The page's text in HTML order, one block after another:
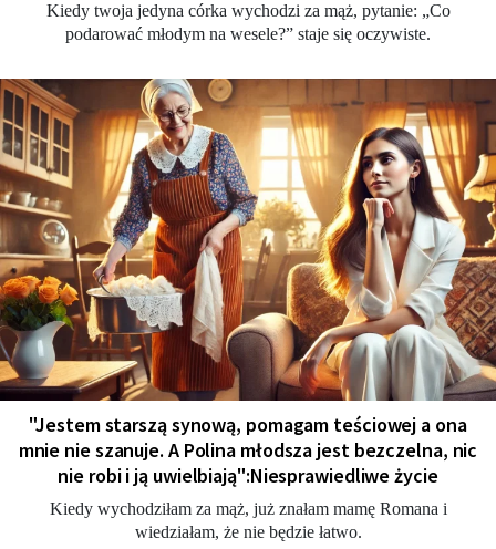
Kiedy twoja jedyna córka wychodzi za mąż, pytanie: „Co
podarować młodym na wesele?” staje się oczywiste.
"Jestem starszą synową, pomagam teściowej a ona
mnie nie szanuje. A Polina młodsza jest bezczelna, nic
nie robi i ją uwielbiają":Niesprawiedliwe życie
Kiedy wychodziłam za mąż, już znałam mamę Romana i
wiedziałam, że nie będzie łatwo.